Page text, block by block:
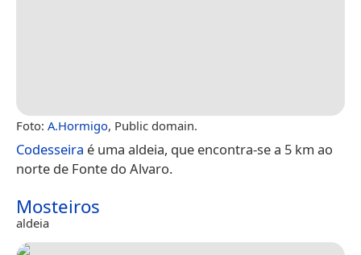
Foto: A.Hormigo, Public domain.
Codesseira é uma aldeia, que encontra-se a 5 km ao
norte de Fonte do Alvaro.
Mosteiros
aldeia